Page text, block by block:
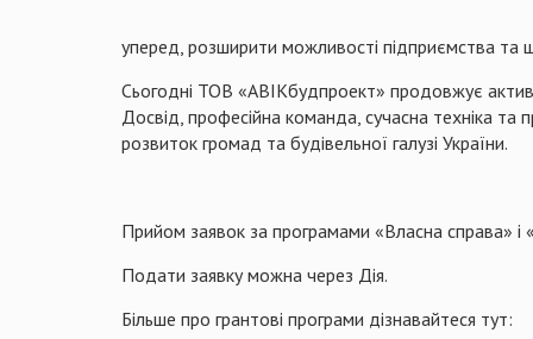
уперед, розширити можливості підприємства та
Сьогодні ТОВ «АВІКбудпроект» продовжує
Досвід, професійна команда, сучасна техніка
розвиток громад та будівельної галузі України.
Прийом заявок за програмами «Власна справа»
Подати заявку можна через Дія.
Більше про грантові програми дізнавайтеся тут: